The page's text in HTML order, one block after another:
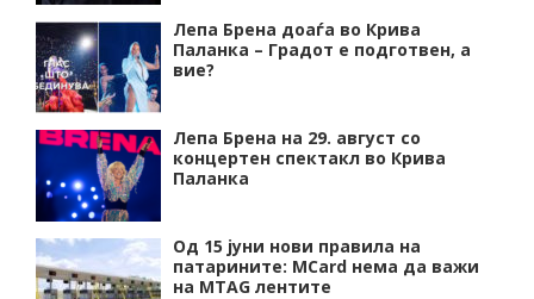
Лепа Брена доаѓа во Крива
Паланка – Градот е подготвен, а
вие?
Лепа Брена на 29. август со
концертен спектакл во Крива
Паланка
Од 15 јуни нови правила на
патарините: MCard нема да важи
на MTAG лентите